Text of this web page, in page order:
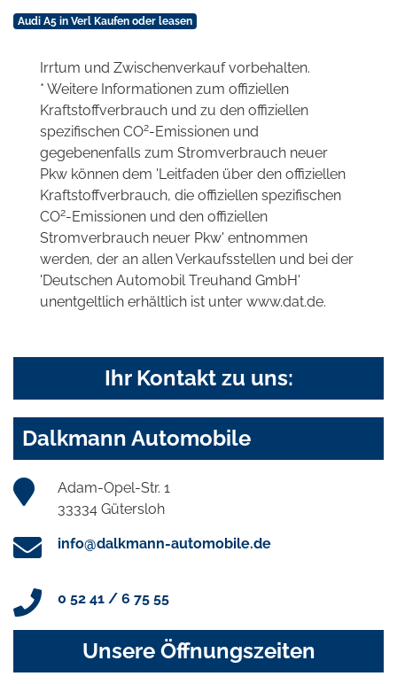
Audi A5 in Verl Kaufen oder leasen
Irrtum und Zwischenverkauf vorbehalten.
* Weitere Informationen zum offiziellen
Kraftstoffverbrauch und zu den offiziellen
spezifischen CO2-Emissionen und
gegebenenfalls zum Stromverbrauch neuer
Pkw können dem 'Leitfaden über den offiziellen
Kraftstoffverbrauch, die offiziellen spezifischen
CO2-Emissionen und den offiziellen
Stromverbrauch neuer Pkw' entnommen
werden, der an allen Verkaufsstellen und bei der
'Deutschen Automobil Treuhand GmbH'
unentgeltlich erhältlich ist unter www.dat.de.
Ihr Kontakt zu uns:
Dalkmann Automobile
Adam-Opel-Str. 1
33334 Gütersloh
info@dalkmann-automobile.de
0 52 41 / 6 75 55
Unsere Öffnungszeiten